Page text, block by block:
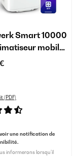
Smart 10000
mobile
(PDF)
une notification de
informerons lorsqu’il